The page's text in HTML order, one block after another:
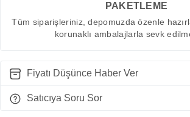
PAKETLEME
Tüm siparişleriniz, depomuzda özenle
korunaklı ambalajlarla sevk
Fiyatı Düşünce Haber Ver
Satıcıya Soru Sor